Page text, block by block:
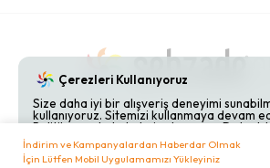
İndirim ve Kampanyalardan Haberdar Olmak
İçin Lütfen Mobil Uygulamamızı Yükleyiniz
Gizlilik Politikaları
Çerezleri Kullanıyoruz
Size daha iyi bir alışveriş deneyimi
kullanıyoruz. Sitemizi kullanmaya devam
Politikamızı kabul etmiş olursunuz. Detaylı
Çerez Politikamızı
inceleyebilirsiniz.